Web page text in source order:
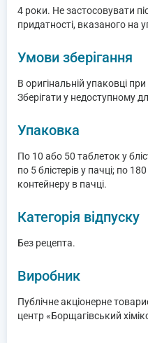
4 роки. Не застосовувати
придатності, вказаного на
Умови зберігання
В оригінальній упаковці
Зберігати у недоступному
Упаковка
По 10 або 50 таблеток у
по 5 блістерів у пачці; по
контейнеру в пачці.
Категорія відпуску
Без рецепта.
Виробник
Публічне акціонерне
центр «Борщагівський